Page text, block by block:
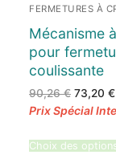
FERMETURES À
Mécanisme
pour
coulissante
90,26€ Le
prix
initial
73,20 €
Choix des